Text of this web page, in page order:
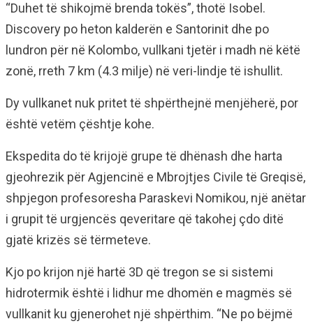
“Duhet të shikojmë brenda tokës”, thotë Isobel.
Discovery po heton kalderën e Santorinit dhe po
lundron për në Kolombo, vullkani tjetër i madh në këtë
zonë, rreth 7 km (4.3 milje) në veri-lindje të ishullit.
Dy vullkanet nuk pritet të shpërthejnë menjëherë, por
është vetëm çështje kohe.
Ekspedita do të krijojë grupe të dhënash dhe harta
gjeohrezik për Agjencinë e Mbrojtjes Civile të Greqisë,
shpjegon profesoresha Paraskevi Nomikou, një anëtar
i grupit të urgjencës qeveritare që takohej çdo ditë
gjatë krizës së tërmeteve.
Kjo po krijon një hartë 3D që tregon se si sistemi
hidrotermik është i lidhur me dhomën e magmës së
vullkanit ku gjenerohet një shpërthim. “Ne po bëjmë